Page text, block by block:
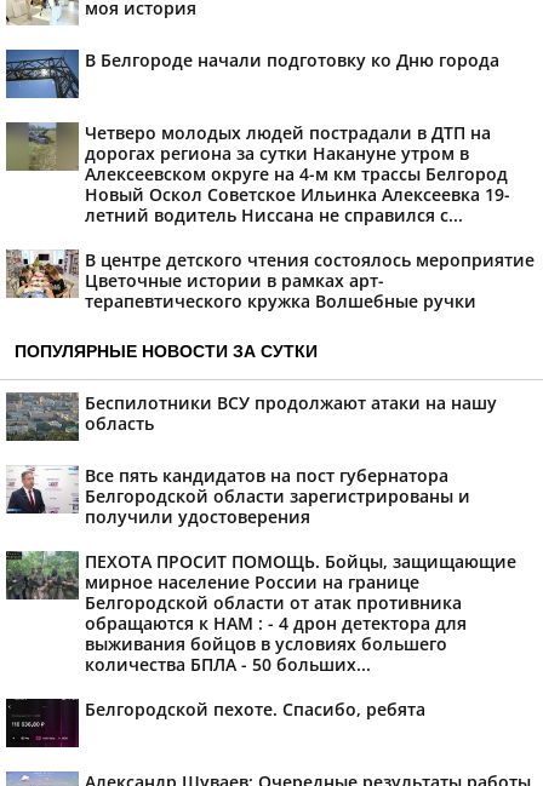
моя история
В Белгороде начали подготовку ко Дню города
Четверо молодых людей пострадали в ДТП на
дорогах региона за сутки Накануне утром в
Алексеевском округе на 4-м км трассы Белгород
Новый Оскол Советское Ильинка Алексеевка 19-
летний водитель Ниссана не справился с...
В центре детского чтения состоялось мероприятие
Цветочные истории в рамках арт-
терапевтического кружка Волшебные ручки
ПОПУЛЯРНЫЕ НОВОСТИ ЗА СУТКИ
Беспилотники ВСУ продолжают атаки на нашу
область
Все пять кандидатов на пост губернатора
Белгородской области зарегистрированы и
получили удостоверения
ПЕХОТА ПРОСИТ ПОМОЩЬ. Бойцы, защищающие
мирное население России на границе
Белгородской области от атак противника
обращаются к НАМ : - 4 дрон детектора для
выживания бойцов в условиях большего
количества БПЛА - 50 больших...
Белгородской пехоте. Спасибо, ребята